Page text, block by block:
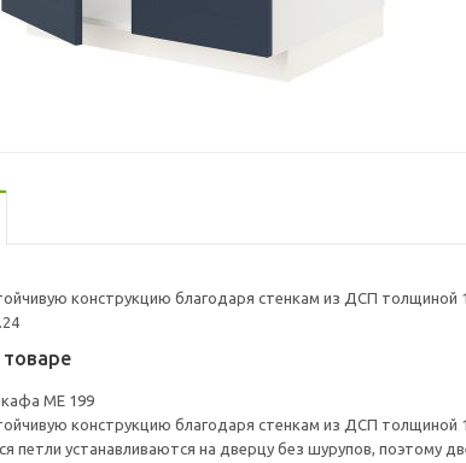
конструкцию благодаря стенкам из ДСП толщиной
ME 199
конструкцию благодаря стенкам из ДСП толщиной
петли устанавливаются на дверцу без шурупов, поэтому